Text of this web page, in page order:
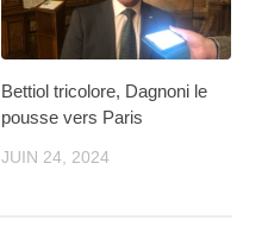
Bettiol tricolore, Dagnoni le
pousse vers Paris
JUIN 24, 2024